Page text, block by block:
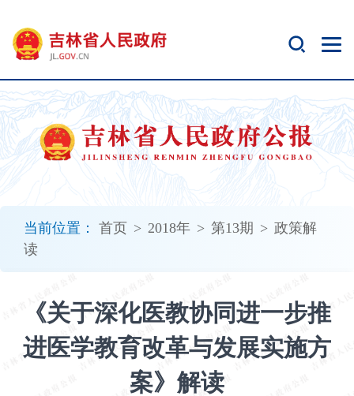
当前位置： 首页 > 2018年 > 第13期 > 政策解
读
《关于深化医教协同进一步推
进医学教育改革与发展实施方
案》解读
开
无
障
碍
说
明
加